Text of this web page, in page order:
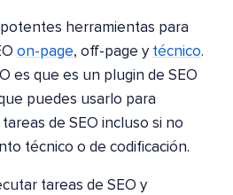
herramientas para
on-page, off-page y técnico.
es que es un plugin de SEO
puedes usarlo para
de SEO incluso si no
técnico o de codificación.
tareas de SEO y